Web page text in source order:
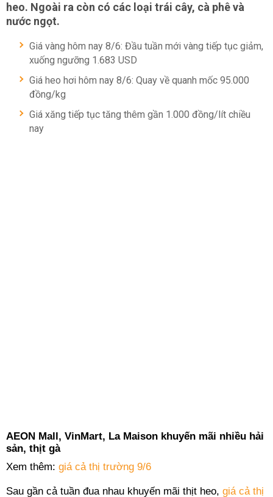
heo. Ngoài ra còn có các loại trái cây, cà phê và
nước ngọt.
Giá vàng hôm nay 8/6: Đầu tuần mới vàng tiếp tục giảm,
xuống ngưỡng 1.683 USD
Giá heo hơi hôm nay 8/6: Quay về quanh mốc 95.000
đồng/kg
Giá xăng tiếp tục tăng thêm gần 1.000 đồng/lít chiều
nay
AEON Mall, VinMart, La Maison khuyến mãi nhiều hải
sản, thịt gà
Xem thêm: giá cả thị trường 9/6
Sau gần cả tuần đua nhau khuyến mãi thịt heo, giá cả thị